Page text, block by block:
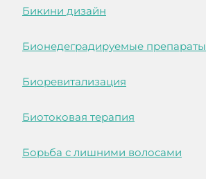
Бикини дизайн
Бионедеградируемые препараты
Биоревитализация
Биотоковая терапия
Борьба с лишними волосами